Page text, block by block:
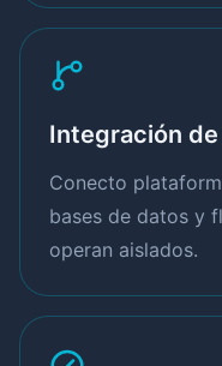
Integración
Conecto
bases de datos y
operan aislados.